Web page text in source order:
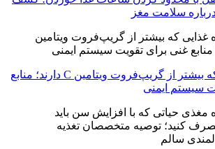
سلامت مغز
۷ ماده غذایی که بیشتر از گریپ‌فروت ویتامین C دارند؛ منابع
سیستم ایمنی